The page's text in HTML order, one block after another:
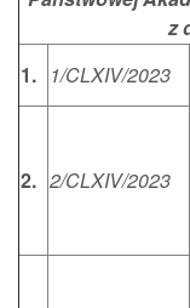
z
1. 1/CLXIV/2023
2. 2/CLXIV/2023